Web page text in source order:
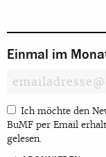
Einmal im
Ich möchte den
BuMF per Email
gelesen.